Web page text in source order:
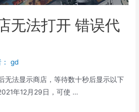
无法打开 错误代
gd
无法显示商店，等待数十秒后显示以下
年12月29日，可使 …